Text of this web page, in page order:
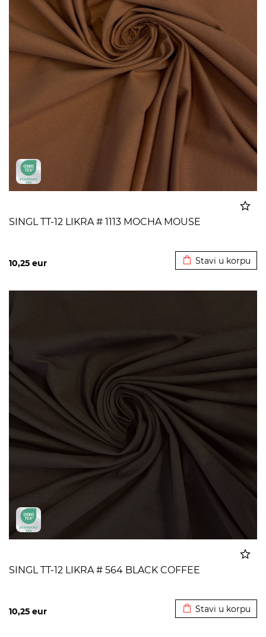
SINGL TT-12 LIKRA # 1113 MOCHA MOUSE
10,25 eur Stavi u korpu
SINGL TT-12 LIKRA # 564 BLACK COFFEE
10,25 eur Stavi u korpu